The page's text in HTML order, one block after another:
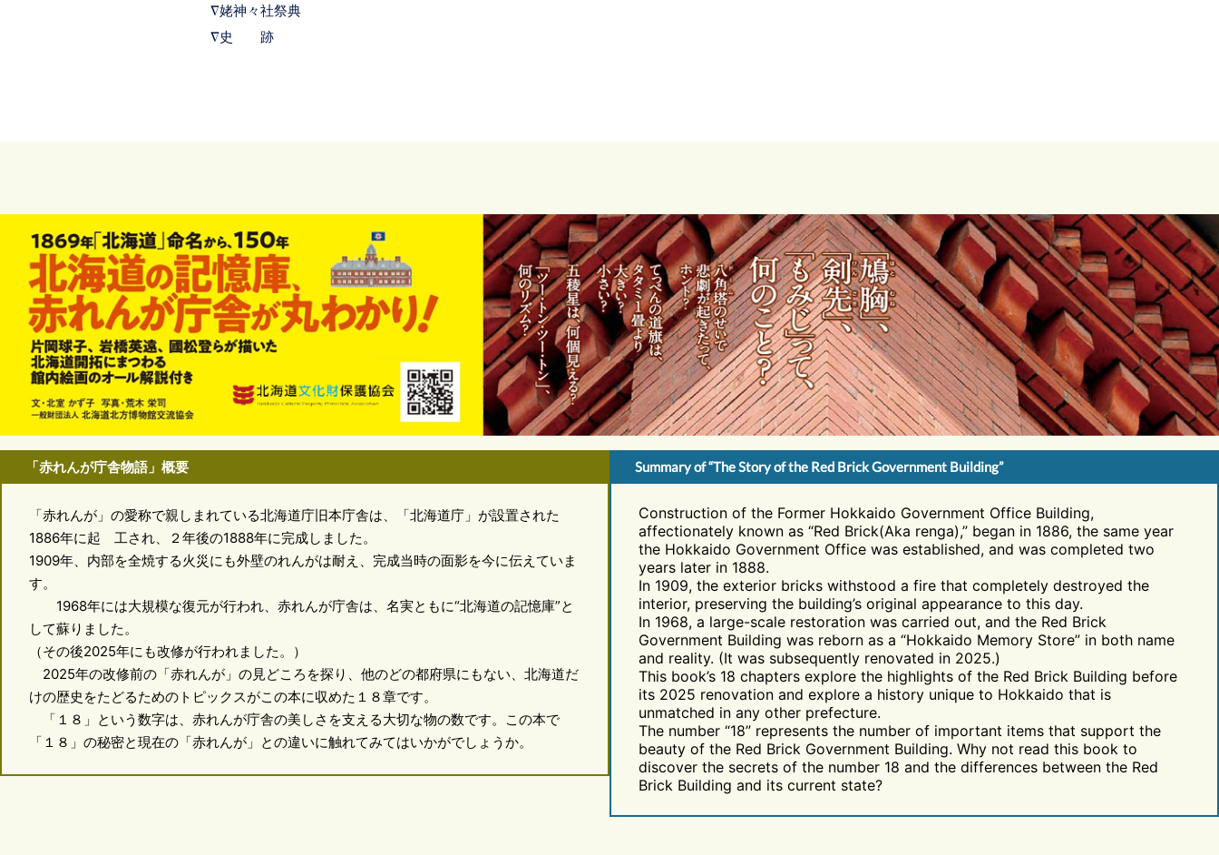
∇姥神々社祭典
∇史 跡
「赤れんが庁舎物語」概要
「赤れんが」の愛称で親しまれている北海道庁旧本庁舎は、「北海道庁」が設置された
1886年に起 工され、２年後の1888年に完成しました。
1909年、内部を全焼する火災にも外壁のれんがは耐え、完成当時の面影を今に伝えていま
す。
1968年には大規模な復元が行われ、赤れんが庁舎は、名実ともに“北海道の記憶庫”と
して蘇りました。
（その後2025年にも改修が行われました。）
2025年の改修前の「赤れんが」の見どころを探り、他のどの都府県にもない、北海道だ
けの歴史をたどるためのトピックスがこの本に収めた１８章です。
「１８」という数字は、赤れんが庁舎の美しさを支える大切な物の数です。この本で
「１８」の秘密と現在の「赤れんが」との違いに触れてみてはいかがでしょうか。
Summary of “The Story of the Red Brick Government Building”
Construction of the Former Hokkaido Government Office Building,
affectionately known as “Red Brick(Aka renga),” began in 1886, the same year
the Hokkaido Government Office was established, and was completed two
years later in 1888.
In 1909, the exterior bricks withstood a fire that completely destroyed the
interior, preserving the building’s original appearance to this day.
In 1968, a large-scale restoration was carried out, and the Red Brick
Government Building was reborn as a “Hokkaido Memory Store” in both name
and reality. (It was subsequently renovated in 2025.)
This book’s 18 chapters explore the highlights of the Red Brick Building before
its 2025 renovation and explore a history unique to Hokkaido that is
unmatched in any other prefecture.
The number “18” represents the number of important items that support the
beauty of the Red Brick Government Building. Why not read this book to
discover the secrets of the number 18 and the differences between the Red
Brick Building and its current state?